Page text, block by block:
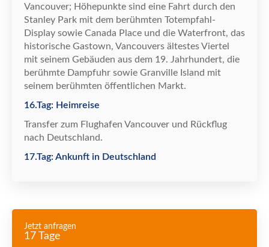
Vancouver; Höhepunkte sind eine Fahrt durch den
Stanley Park mit dem berühmten Totempfahl-
Display sowie Canada Place und die Waterfront, das
historische Gastown, Vancouvers ä ltestes Viertel
mit seinem Gebäuden aus dem 19. Jahrhundert, die
berühmte Dampfuhr sowie Granville Island mit
seinem berühmten öffentlichen Markt.
16.Tag: Heimreise
Transfer zum Flughafen Vancouver und Rückflug
nach Deutschland.
17.Tag: Ankunft in Deutschland
Jetzt anfragen
17 Tage